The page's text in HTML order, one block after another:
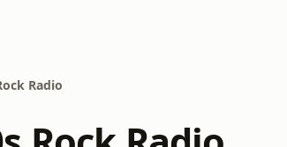
Radio